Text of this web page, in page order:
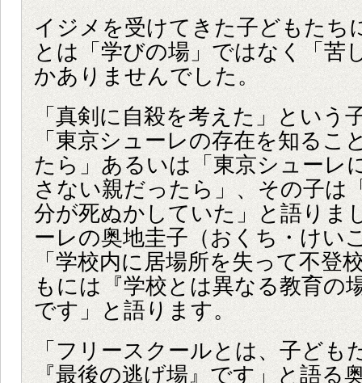
イジメを受けてきた子どもたち
とは「学びの場」ではなく「苦
かありませんでした。
「真剣に自殺を考えた」という
「東京シューレの存在を知るこ
たら」あるいは「東京シューレ
さない親だったら」、その子は
分が死ぬかしていた」と語りま
ーレの奥地圭子（おくち・けい
「学校内に居場所を失って不登
もには『学校とは異なる教育の
です」と語ります。
「フリースクールとは、子ども
『最後の逃げ場』です」と語る